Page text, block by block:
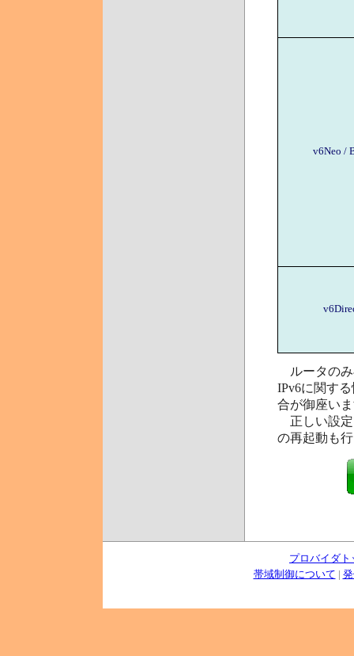
v6Neo /
ルータのみ
IPv6に関す
合が御座い
正しい設定
の再起動も
プロバイダト
帯域制御について |